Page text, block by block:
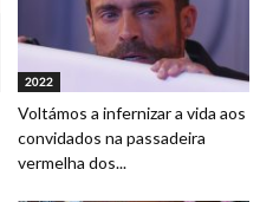
2022
Voltámos a infernizar a vida aos
convidados na passadeira
vermelha dos...